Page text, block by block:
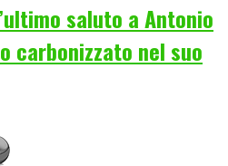
saluto a Antonio
carbonizzato nel suo